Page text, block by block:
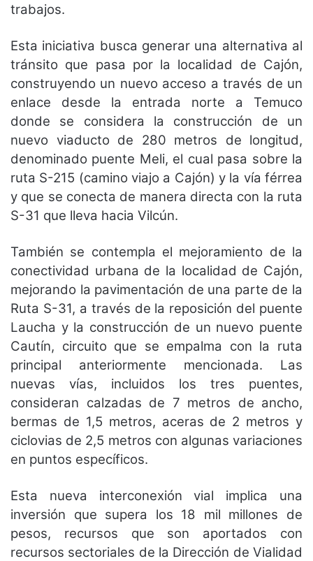
trabajos.
Esta iniciativa busca generar una alternativa al
tránsito que pasa por la localidad de Cajón,
construyendo un nuevo acceso a través de un
enlace desde la entrada norte a Temuco
donde se considera la construcción de un
nuevo viaducto de 280 metros de longitud,
denominado puente Meli, el cual pasa sobre la
ruta S-215 (camino viajo a Cajón) y la vía férrea
y que se conecta de manera directa con la ruta
S-31 que lleva hacia Vilcún.
También se contempla el mejoramiento de la
conectividad urbana de la localidad de Cajón,
mejorando la pavimentación de una parte de la
Ruta S-31, a través de la reposición del puente
Laucha y la construcción de un nuevo puente
Cautín, circuito que se empalma con la ruta
principal anteriormente mencionada. Las
nuevas vías, incluidos los tres puentes,
consideran calzadas de 7 metros de ancho,
bermas de 1,5 metros, aceras de 2 metros y
ciclovias de 2,5 metros con algunas variaciones
en puntos específicos.
Esta nueva interconexión vial implica una
inversión que supera los 18 mil millones de
pesos, recursos que son aportados con
recursos sectoriales de la Dirección de Vialidad